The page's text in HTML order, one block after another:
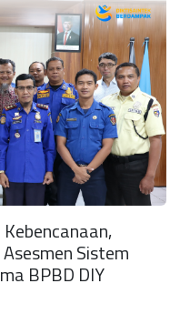
Sistem
BPBD DIY